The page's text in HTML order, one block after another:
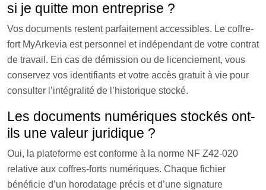
si je quitte mon entreprise ?
Vos documents restent parfaitement accessibles. Le coffre-
fort MyArkevia est personnel et indépendant de votre contrat
de travail. En cas de démission ou de licenciement, vous
conservez vos identifiants et votre accès gratuit à vie pour
consulter l’intégralité de l’historique stocké.
Les documents numériques stockés ont-
ils une valeur juridique ?
Oui, la plateforme est conforme à la norme NF Z42-020
relative aux coffres-forts numériques. Chaque fichier
bénéficie d’un horodatage précis et d’une signature